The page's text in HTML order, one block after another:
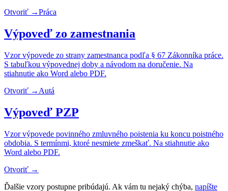
Otvoriť →Práca
Výpoveď zo zamestnania
Vzor výpovede zo strany zamestnanca podľa § 67 Zákonníka práce.
S tabuľkou výpovednej doby a návodom na doručenie. Na
stiahnutie ako Word alebo PDF.
Otvoriť → Autá
Výpoveď PZP
Vzor výpovede povinného zmluvného poistenia ku koncu poistného
obdobia. S termínmi, ktoré nesmiete zmeškať. Na stiahnutie ako
Word alebo PDF.
Otvoriť →
Ďalšie vzory postupne pribúdajú. Ak vám tu nejaký chýba, napíšte